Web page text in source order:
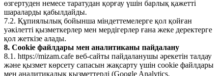
өзгертуден немесе таратудан қорғау үшін барлық қажетті
шараларды қабылдайды.
7.2. Құпиялылық бойынша міндеттемелерге қол қойған
уәкілетті қызметкерлер мен мердігерлер ғана жеке деректерге
қол жеткізе алады.
8. Cookie файлдары мен аналитиканы пайдалану
8.1. https://mizam.cafe веб-сайты пайдаланушы әрекетін талдау
және қызмет көрсету сапасын жақсарту үшін cookie файлдары
мен аналитикалық қызметтерді (Google Analytics,